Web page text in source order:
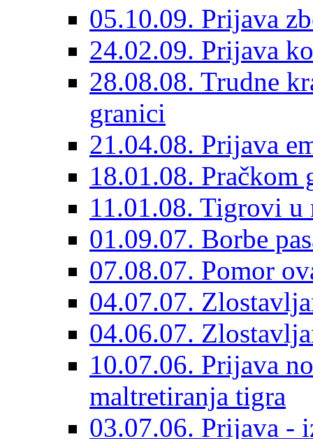
05.10.09. Prijava
24.02.09. Prijava
28.08.08. Trudne
granici
21.04.08. Prijava
18.01.08. Pračkom
11.01.08. Tigrovi u
01.09.07. Borbe
07.08.07. Pomor
04.07.07.
04.06.07.
10.07.06. Prijava
maltretiranja tigra
03.07.06. Prijava -